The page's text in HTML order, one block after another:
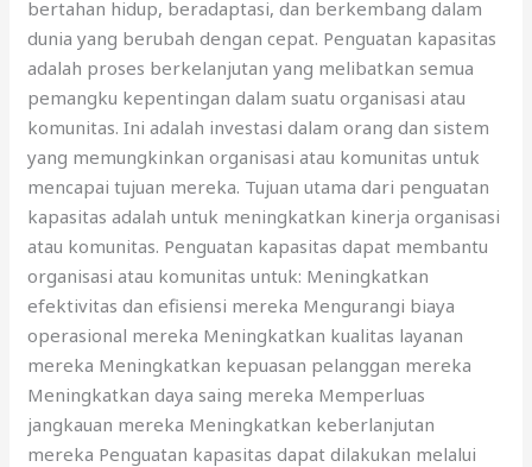
bertahan hidup, beradaptasi, dan berkembang dalam
dunia yang berubah dengan cepat. Penguatan kapasitas
adalah proses berkelanjutan yang melibatkan semua
pemangku kepentingan dalam suatu organisasi atau
komunitas. Ini adalah investasi dalam orang dan sistem
yang memungkinkan organisasi atau komunitas untuk
mencapai tujuan mereka. Tujuan utama dari penguatan
kapasitas adalah untuk meningkatkan kinerja organisasi
atau komunitas. Penguatan kapasitas dapat membantu
organisasi atau komunitas untuk: Meningkatkan
efektivitas dan efisiensi mereka Mengurangi biaya
operasional mereka Meningkatkan kualitas layanan
mereka Meningkatkan kepuasan pelanggan mereka
Meningkatkan daya saing mereka Memperluas
jangkauan mereka Meningkatkan keberlanjutan
mereka Penguatan kapasitas dapat dilakukan melalui